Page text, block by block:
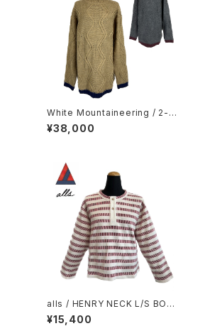
White Mountaineering / 2-T
one Crew Neck Knit
¥38,000
alls / HENRY NECK L/S BORD
ER
¥15,400